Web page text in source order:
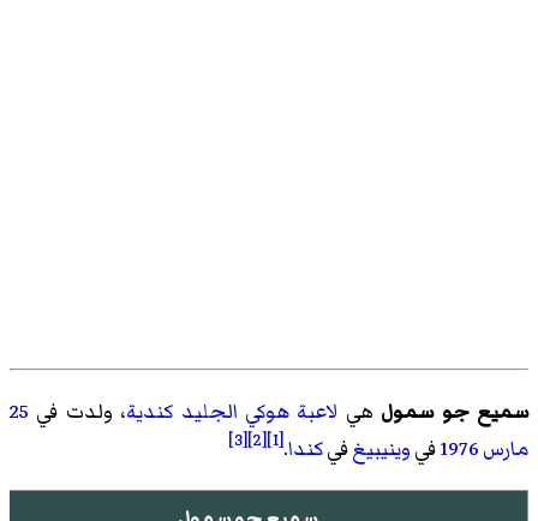
سميع جو سمول هي لاعبة هوكي الجليد كندية، ولدت في 25
مارس1976فيوينيبيغفيكندا.
[1]
[2]
[3]